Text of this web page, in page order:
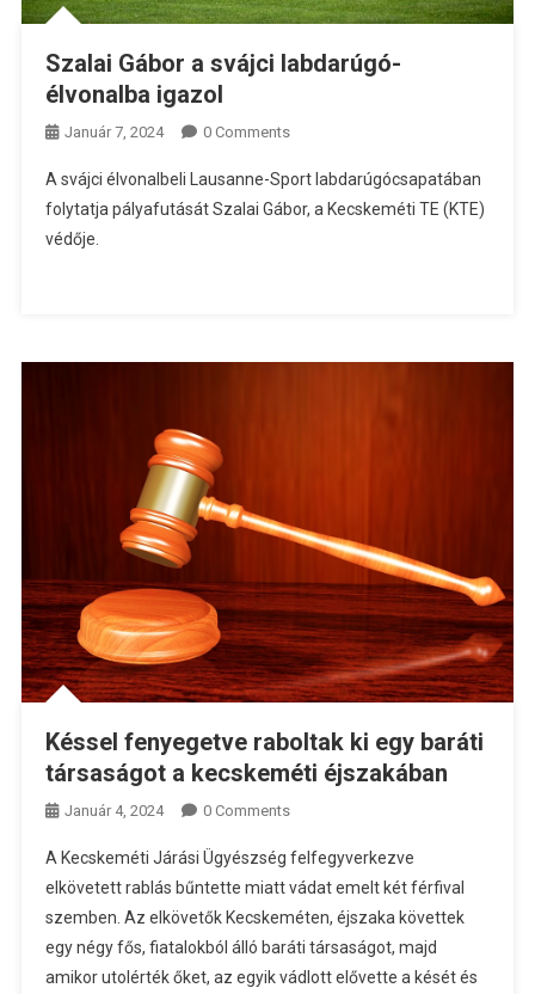
Szalai Gábor a svájci labdarúgó-
élvonalba igazol
Január 7, 2024 0 Comments
A svájci élvonalbeli Lausanne-Sport labdarúgócsapatában
folytatja pályafutását Szalai Gábor, a Kecskeméti TE (KTE)
védője.
Késsel fenyegetve raboltak ki egy baráti
társaságot a kecskeméti éjszakában
Január 4, 2024 0 Comments
A Kecskeméti Járási Ügyészség felfegyverkezve
elkövetett rablás bűntette miatt vádat emelt két férfival
szemben. Az elkövetők Kecskeméten, éjszaka követtek
egy négy fős, fiatalokból álló baráti társaságot, majd
amikor utolérték őket, az egyik vádlott elővette a kését és